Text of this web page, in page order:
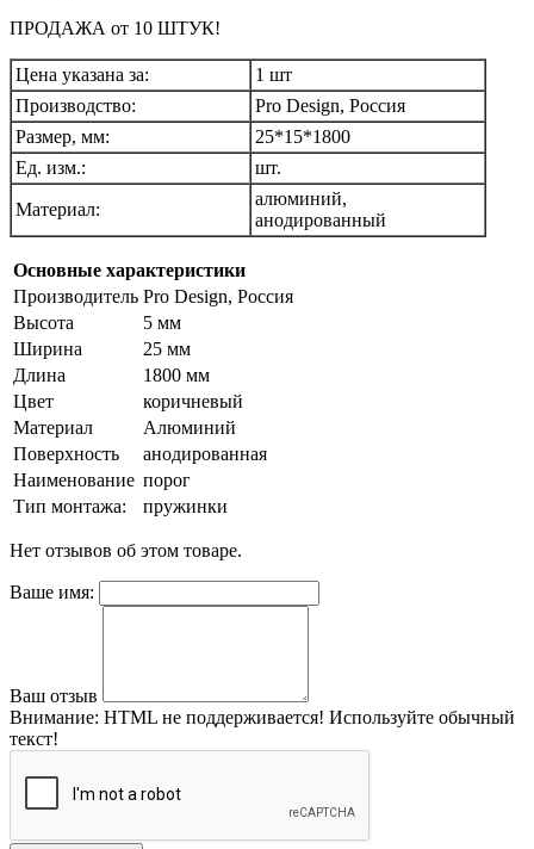
ПРОДАЖА от 10 ШТУК!
Цена указана за:
1 шт
Производство:
Pro Design, Россия
Размер, мм:
25*15*1800
Ед. изм.:
шт.
Материал:
алюминий,
анодированный
Основные характеристики
Производитель Pro Design, Россия
Высота
5 мм
Ширина
25 мм
Длина
1800 мм
Цвет
коричневый
Материал
Алюминий
Поверхность
анодированная
Наименование порог
Тип монтажа:
пружинки
Нет отзывов об этом товаре.
Ваше имя:
Ваш отзыв
Внимание: HTML не поддерживается! Используйте обычный
текст!